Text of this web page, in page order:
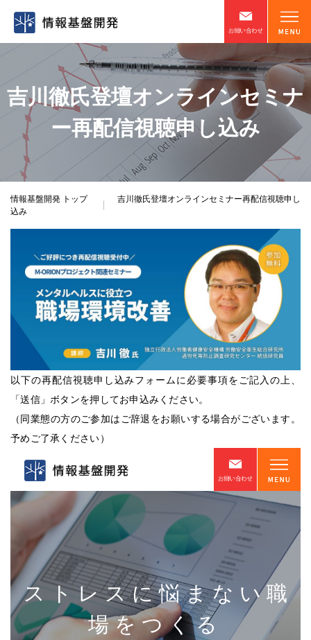
吉川徹氏登壇オンラインセミナ
ー再配信視聴申し込み
情報基盤開発 トップ
吉川徹氏登壇オンラインセミナー再配信視聴申し
込み
以下の再配信視聴申し込みフォームに必要事項をご記入の上、
「送信」ボタンを押してお申込みください。
（同業態の方のご参加はご辞退をお願いする場合がございます。
予めご了承ください）